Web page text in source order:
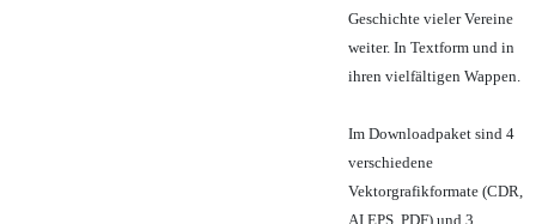
Geschichte vieler Vereine
weiter. In Textform und in
ihren vielfältigen Wappen.
Im Downloadpaket sind 4
verschiedene
Vektorgrafikformate (CDR,
AI EPS, PDF) und 3